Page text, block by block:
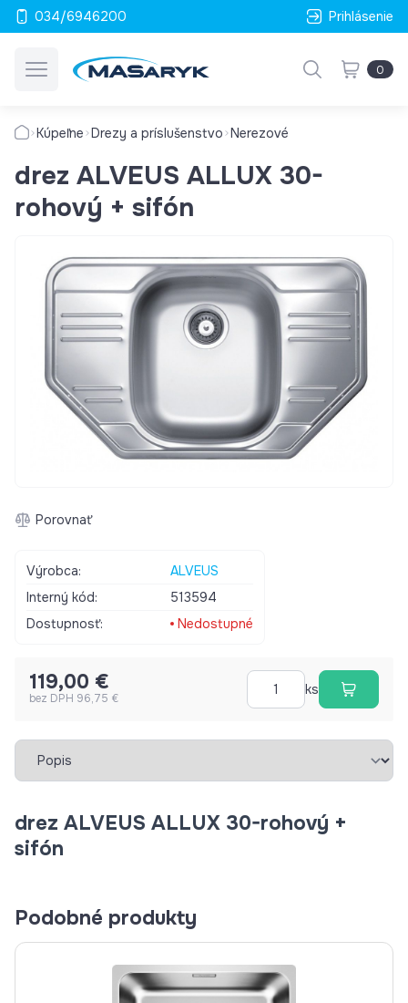
034/6946200 Prihlásenie
0
Kúpeľne Drezy a príslušenstvo Nerezové
drez ALVEUS ALLUX 30-
rohový + sifón
Porovnať
Výrobca:
ALVEUS
Interný kód:
513594
Dostupnosť:
Nedostupné
119,00 €
bez DPH 96,75 €
ks
Vybrať záložku
drez ALVEUS ALLUX 30-rohový +
sifón
Podobné produkty